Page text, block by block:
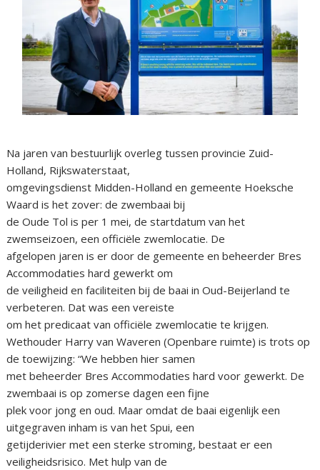
Na jaren van bestuurlijk overleg tussen provincie Zuid-
Holland, Rijkswaterstaat,
omgevingsdienst Midden-Holland en gemeente Hoeksche
Waard is het zover: de zwembaai bij
de Oude Tol is per 1 mei, de startdatum van het
zwemseizoen, een officiële zwemlocatie. De
afgelopen jaren is er door de gemeente en beheerder Bres
Accommodaties hard gewerkt om
de veiligheid en faciliteiten bij de baai in Oud-Beijerland te
verbeteren. Dat was een vereiste
om het predicaat van officiële zwemlocatie te krijgen.
Wethouder Harry van Waveren (Openbare ruimte) is trots op
de toewijzing: “We hebben hier samen
met beheerder Bres Accommodaties hard voor gewerkt. De
zwembaai is op zomerse dagen een fijne
plek voor jong en oud. Maar omdat de baai eigenlijk een
uitgegraven inham is van het Spui, een
getijderivier met een sterke stroming, bestaat er een
veiligheidsrisico. Met hulp van de